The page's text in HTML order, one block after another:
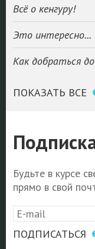
Всё о кенгуру!
Это интересно...
Как добраться
ПОКАЗАТЬ ВСЕ
Будьте в курсе
прямо в свой
ПОДПИСАТЬСЯ